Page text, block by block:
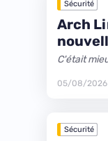
Sécurité
Arch
C'était
05/08/2026
Sécurité